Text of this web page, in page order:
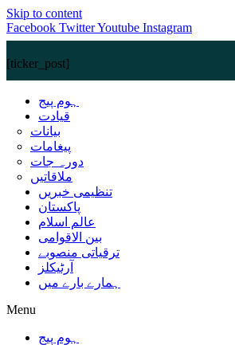
Skip to content
Facebook TwitterYoutube Instagram
[ticker_post]
ہوم پیج
قیادت
بیانات
پیغامات
دورہ جات
ملاقاتیں
تنظیمی خبریں
پاکستان
عالم اسلام
بین الاقوامی
ترقیاتی منصوبے
آرٹیکلز
ہمارے بارے میں
Menu
ہوم پیج